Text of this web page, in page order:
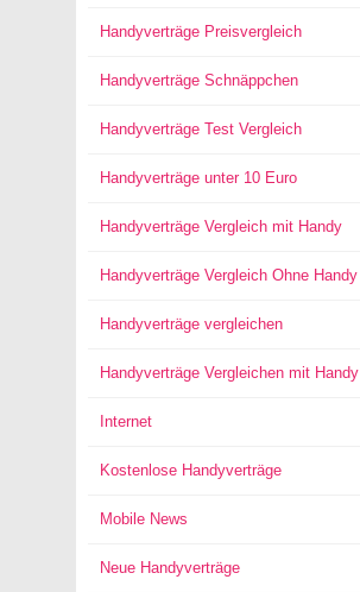
Handyverträge Preisvergleich
Handyverträge Schnäppchen
Handyverträge Test Vergleich
Handyverträge unter 10 Euro
Handyverträge Vergleich mit Handy
Handyverträge Vergleich Ohne Handy
Handyverträge vergleichen
Handyverträge Vergleichen mit Handy
Internet
Kostenlose Handyverträge
Mobile News
Neue Handyverträge